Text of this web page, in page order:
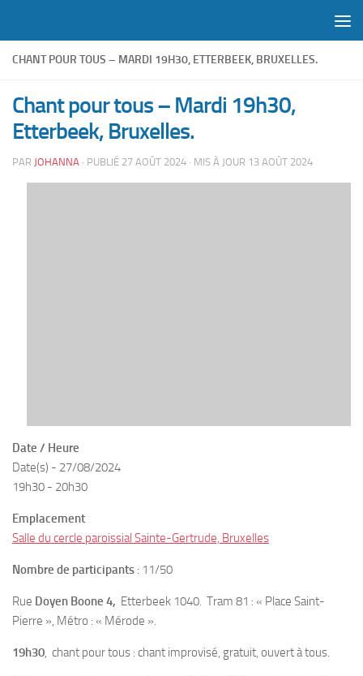
CHANT POUR TOUS – MARDI 19H30, ETTERBEEK, BRUXELLES.
Chant pour tous – Mardi 19h30,
Etterbeek, Bruxelles.
PAR JOHANNA · PUBLIÉ 27 AOÛT 2024 · MIS À JOUR 13 AOÛT 2024
Date / Heure
Date(s) - 27/08/2024
19h30 - 20h30
Emplacement
Salle du cercle paroissial Sainte-Gertrude, Bruxelles
Nombre de participants : 11/50
Rue Doyen Boone 4, Etterbeek 1040. Tram 81 : « Place Saint-
Pierre », Métro : « Mérode ».
19h30, chant pour tous : chant improvisé, gratuit, ouvert à tous.